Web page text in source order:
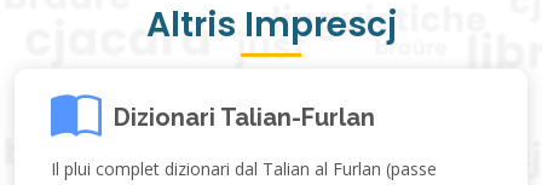
Altris Imprescj
Dizionari Talian-Furlan
Il plui complet dizionari dal Talian al Furlan (passe